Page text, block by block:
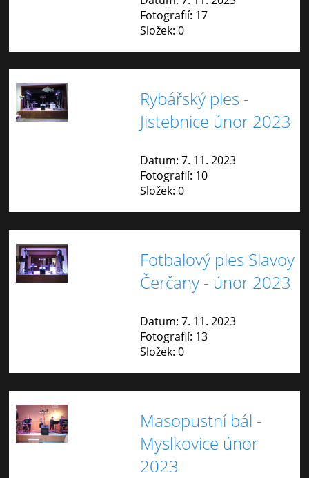
Fotografií: 17
Složek: 0
Rybářský ples -
Jistebnice únor 2023
Datum: 7. 11. 2023
Fotografií: 10
Složek: 0
Fotbalový ples Slavoy
Čerčany - únor 2023
Datum: 7. 11. 2023
Fotografií: 13
Složek: 0
Masopustní bál -
Myslkovice únor
2023